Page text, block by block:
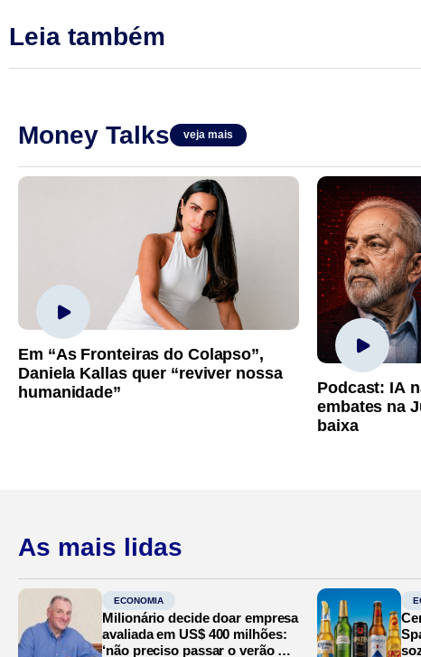
Leia também
Money Talks veja mais
Em “As Fronteiras do Colapso”,
Daniela Kallas quer “reviver nossa
humanidade”
Podcast: IA
embates na
baixa
As mais lidas
ECONOMIA
Milionário decide doar empresa
avaliada em US$ 400 milhões:
‘não preciso passar o verão no